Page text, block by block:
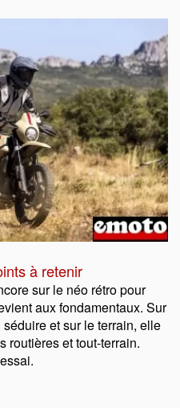
à retenir
sur le néo rétro pour
aux fondamentaux. Sur
et sur le terrain, elle
routières et tout-terrain.